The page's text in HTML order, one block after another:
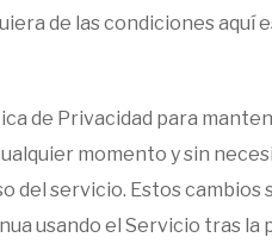
de las condiciones aquí
de Privacidad para
momento y sin
del servicio. Estos cambios
usando el Servicio tras la